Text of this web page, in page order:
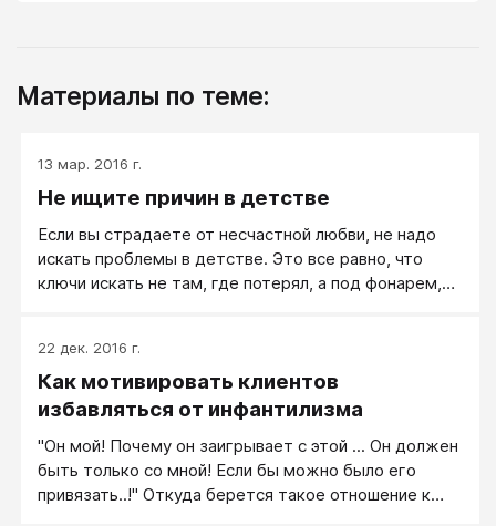
Материалы по теме:
13 мар. 2016 г.
Не ищите причин в детстве
Если вы страдаете от несчастной любви, не надо
искать проблемы в детстве. Это все равно, что
ключи искать не там, где потерял, а под фонарем,
вашему детству.
22 дек. 2016 г.
Как мотивировать клиентов
избавляться от инфантилизма
"Он мой! Почему он заигрывает с этой ... Он должен
быть только со мной! Если бы можно было его
привязать..!" Откуда берется такое отношение к